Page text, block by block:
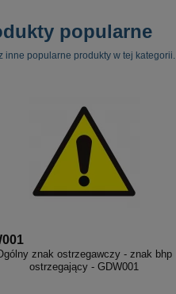
popularne
inne popularne produkty w tej kategorii.
znak ostrzegawczy - znak bhp
ostrzegający - GDW001